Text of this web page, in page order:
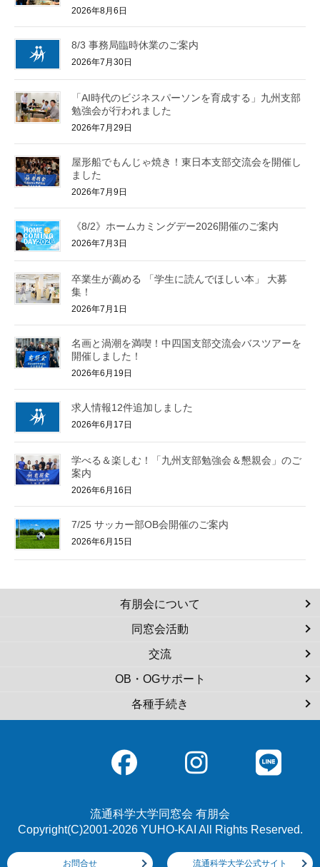
2026年8月6日
8/3 事務局臨時休業のご案内
2026年7月30日
「AI時代のビジネスパーソンを育成する」九州支部
勉強会が行われました
2026年7月29日
屋形船でもんじゃ焼き！東日本支部交流会を開催し
ました
2026年7月9日
《8/2》ホームカミングデー2026開催のご案内
2026年7月3日
卒業生が薦める 「学生に読んでほしい本」 大募
集！
2026年7月1日
名画と渦潮を満喫！中四国支部交流会バスツアーを
開催しました！
2026年6月19日
求人情報12件追加しました
2026年6月17日
学べる＆楽しむ！「九州支部勉強会＆懇親会」のご
案内
2026年6月16日
7/25 サッカー部OB会開催のご案内
2026年6月15日
有朋会について
同窓会活動
交流
OB・OGサポート
各種手続き
流通科学大学同窓会 有朋会
Copyright(C)2001-2026 YUHO-KAI All Rights Reserved.
お問合せ 流通科学大学公式サイト